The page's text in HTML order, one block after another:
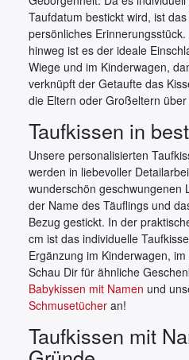
Taufdatum bestickt wird, ist
persönliches
hinweg ist es der ideale
Wiege und im Kinderwagen,
verknüpft der Getaufte das
die Eltern oder Großeltern
Taufkissen in
Unsere personalisierten
werden in liebevoller
wunderschön geschwungenen
der Name des Täuflings und
Bezug gestickt. In der
cm ist das individuelle
Ergänzung im Kinderwagen,
Schau Dir für ähnliche
Babykissen mit Namen und
Schmusetücher an!
Taufkissen mit